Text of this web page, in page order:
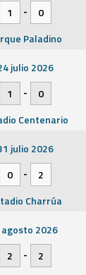
1
-
0
Paladino
julio 2026
1
-
0
Centenario
julio 2026
0
-
2
Charrúa
agosto 2026
2
-
2